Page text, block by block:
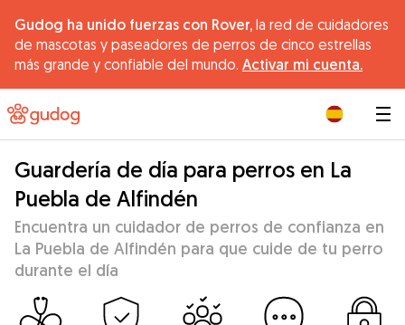
Gudog ha unido fuerzas con Rover, la red de cuidadores
de mascotas y paseadores de perros de cinco estrellas
más grande y confiable del mundo. Activar mi cuenta.
Guardería de día para perros en La
Puebla de Alfindén
Encuentra un cuidador de perros de confianza en
La Puebla de Alfindén para que cuide de tu perro
durante el día